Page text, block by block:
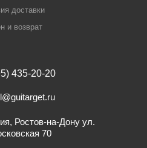
доставки
и возврат
435-20-20
Ростов-на-Дону ул.
70